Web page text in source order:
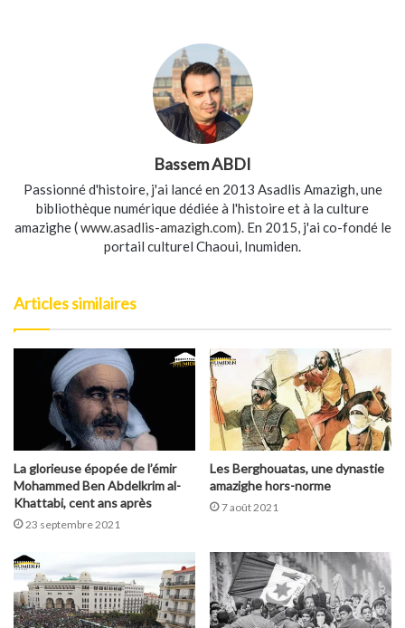
Bassem ABDI
Passionné d'histoire, j'ai lancé en 2013 Asadlis Amazigh, une
bibliothèque numérique dédiée à l'histoire et à la culture
amazighe (www.asadlis-amazigh.com). En 2015, j'ai co-fondé le
portail culturel Chaoui, Inumiden.
Articles similaires
La glorieuse épopée de l’émir
Mohammed Ben Abdelkrim al-
Khattabi, cent ans après
23 septembre 2021
Les Berghouatas, une dynastie
amazighe hors-norme
7 août 2021